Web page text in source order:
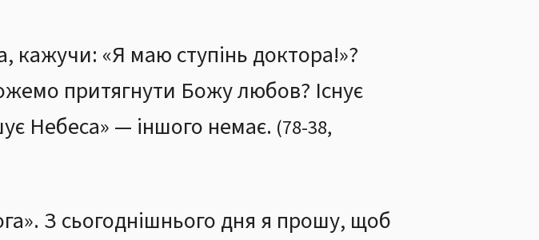
кажучи: «Я маю ступінь доктора!»?
притягнути Божу любов? Існує
Небеса» — іншого немає. (78-38,
З сьогоднішнього дня я прошу, щоб